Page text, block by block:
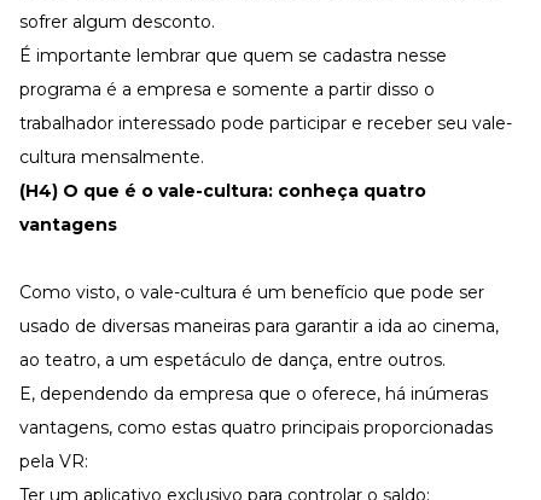
sofrer algum desconto.
É importante lembrar que quem se cadastra nesse
programa é a empresa e somente a partir disso o
trabalhador interessado pode participar e receber seu vale-
cultura mensalmente.
(H4) O que é o vale-cultura: conheça quatro
vantagens
Como visto, o vale-cultura é um benefício que pode ser
usado de diversas maneiras para garantir a ida ao cinema,
ao teatro, a um espetáculo de dança, entre outros.
E, dependendo da empresa que o oferece, há inúmeras
vantagens, como estas quatro principais proporcionadas
pela VR:
Ter um aplicativo exclusivo para controlar o saldo;